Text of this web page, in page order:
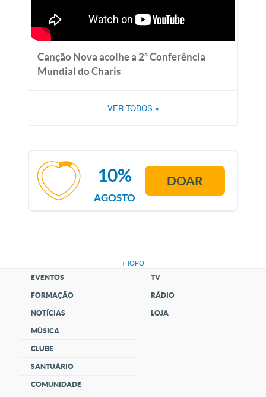
Canção Nova acolhe a 2ª Conferência
Mundial do Charis
VER TODOS »
AGOSTO
10% DOAR
↑ TOPO
EVENTOS
FORMAÇÃO
NOTÍCIAS
MÚSICA
CLUBE
SANTUÁRIO
COMUNIDADE
TV
RÁDIO
LOJA